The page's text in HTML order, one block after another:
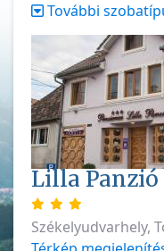
További
Lilla Panzió
Székelyudvarhely,